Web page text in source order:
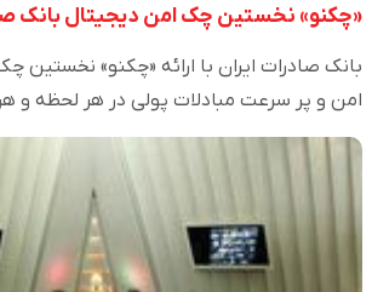
«چکنو» نخستین چک امن دیجیتال بانک
بانک صادرات ایران با ارائه «چکنو» نخستین
امن و پر سرعت مبادلات پولی در هر لحظه و